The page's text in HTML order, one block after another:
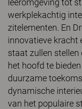
leeromgeving tot
werkplekachtig
zitelementen. En
innovatieve kracht
staat zullen
het hoofd te
duurzame
dynamische
van het populaire